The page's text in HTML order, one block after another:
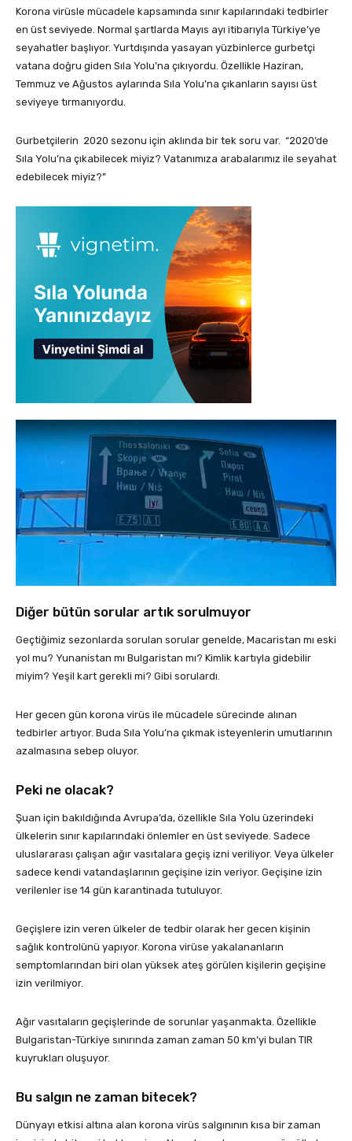
Korona virüsle mücadele kapsamında sınır kapılarındaki tedbirler
en üst seviyede. Normal şartlarda Mayıs ayı itibarıyla Türkiye’ye
seyahatler başlıyor. Yurtdışında yasayan yüzbinlerce gurbetçi
vatana doğru giden Sıla Yolu’na çıkıyordu. Özellikle Haziran,
Temmuz ve Ağustos aylarında Sıla Yolu’na çıkanların sayısı üst
seviyeye tırmanıyordu.
Gurbetçilerin 2020 sezonu için aklında bir tek soru var. “2020’de
Sıla Yolu’na çıkabilecek miyiz? Vatanımıza arabalarımız ile seyahat
edebilecek miyiz?”
Diğer bütün sorular artık sorulmuyor
Geçtiğimiz sezonlarda sorulan sorular genelde, Macaristan mı eski
yol mu? Yunanistan mı Bulgaristan mı? Kimlik kartıyla gidebilir
miyim? Yeşil kart gerekli mi? Gibi sorulardı.
Her gecen gün korona virüs ile mücadele sürecinde alınan
tedbirler artıyor. Buda Sıla Yolu’na çıkmak isteyenlerin umutlarının
azalmasına sebep oluyor.
Peki ne olacak?
Şuan için bakıldığında Avrupa’da, özellikle Sıla Yolu üzerindeki
ülkelerin sınır kapılarındaki önlemler en üst seviyede. Sadece
uluslararası çalışan ağır vasıtalara geçiş izni veriliyor. Veya ülkeler
sadece kendi vatandaşlarının geçişine izin veriyor. Geçişine izin
verilenler ise 14 gün karantinada tutuluyor.
Geçişlere izin veren ülkeler de tedbir olarak her gecen kişinin
sağlık kontrolünü yapıyor. Korona virüse yakalananların
semptomlarından biri olan yüksek ateş görülen kişilerin geçişine
izin verilmiyor.
Ağır vasıtaların geçişlerinde de sorunlar yaşanmakta. Özellikle
Bulgaristan-Türkiye sınırında zaman zaman 50 km’yi bulan TIR
kuyrukları oluşuyor.
Bu salgın ne zaman bitecek?
Dünyayı etkisi altına alan korona virüs salgınının kısa bir zaman